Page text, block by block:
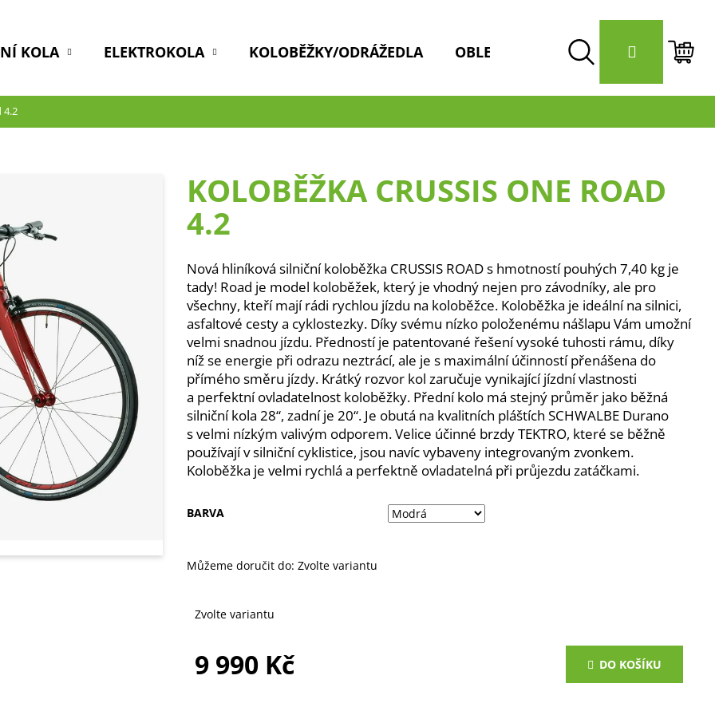
KOLA ELEKTROKOLA KOLOBĚŽKY/ODRÁŽEDLA OBLEČENÍ / HELMY DOPLŇKY
Hledat
Přihlášení
4.2
KOLOBĚŽKA CRUSSIS ONE ROAD
4.2
Nová hliníková silniční koloběžka CRUSSIS ROAD s hmotností pouhých 7,40 kg je
tady! Road je model koloběžek, který je vhodný nejen pro závodníky, ale pro
všechny, kteří mají rádi rychlou jízdu na koloběžce. Koloběžka je ideální na silnici,
asfaltové cesty a cyklostezky. Díky svému nízko položenému nášlapu Vám umožní
velmi snadnou jízdu. Předností je patentované řešení vysoké tuhosti rámu, díky
níž se energie při odrazu neztrácí, ale je s maximální účinností přenášena do
přímého směru jízdy. Krátký rozvor kol zaručuje vynikající jízdní vlastnosti
a perfektní ovladatelnost koloběžky. Přední kolo má stejný průměr jako běžná
silniční kola 28“, zadní je 20“. Je obutá na kvalitních pláštích SCHWALBE Durano
s velmi nízkým valivým odporem. Velice účinné brzdy TEKTRO, které se běžně
používají v silniční cyklistice, jsou navíc vybaveny integrovaným zvonkem.
Koloběžka je velmi rychlá a perfektně ovladatelná při průjezdu zatáčkami.
BARVA
Můžeme doručit do: Zvolte variantu
Zvolte variantu
9 990 Kč DO KOŠÍKU